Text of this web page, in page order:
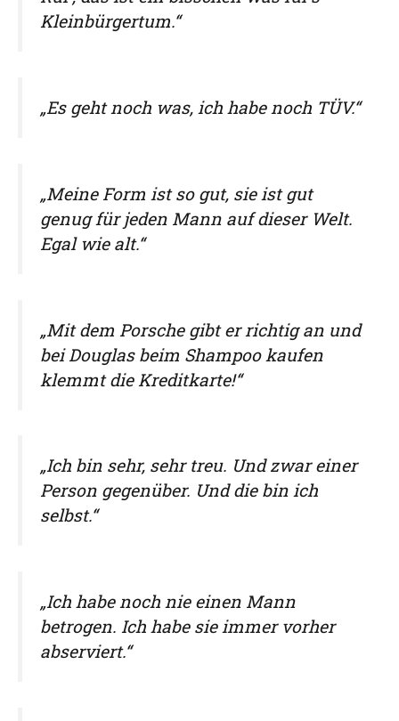
Kleinbürgertum.“
„Es geht noch was, ich habe noch TÜV.“
„Meine Form ist so gut, sie ist gut
genug für jeden Mann auf dieser Welt.
Egal wie alt.“
„Mit dem Porsche gibt er richtig an und
bei Douglas beim Shampoo kaufen
klemmt die Kreditkarte!“
„Ich bin sehr, sehr treu. Und zwar einer
Person gegenüber. Und die bin ich
selbst.“
„Ich habe noch nie einen Mann
betrogen. Ich habe sie immer vorher
abserviert.“